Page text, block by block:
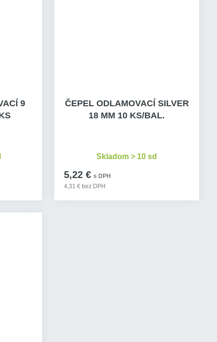
9
ČEPEL ODLAMOVACÍ SILVER
18 MM 10 KS/BAL.
5,22 € s DPH
4,31 € bez DPH
Skladom > 10 sd